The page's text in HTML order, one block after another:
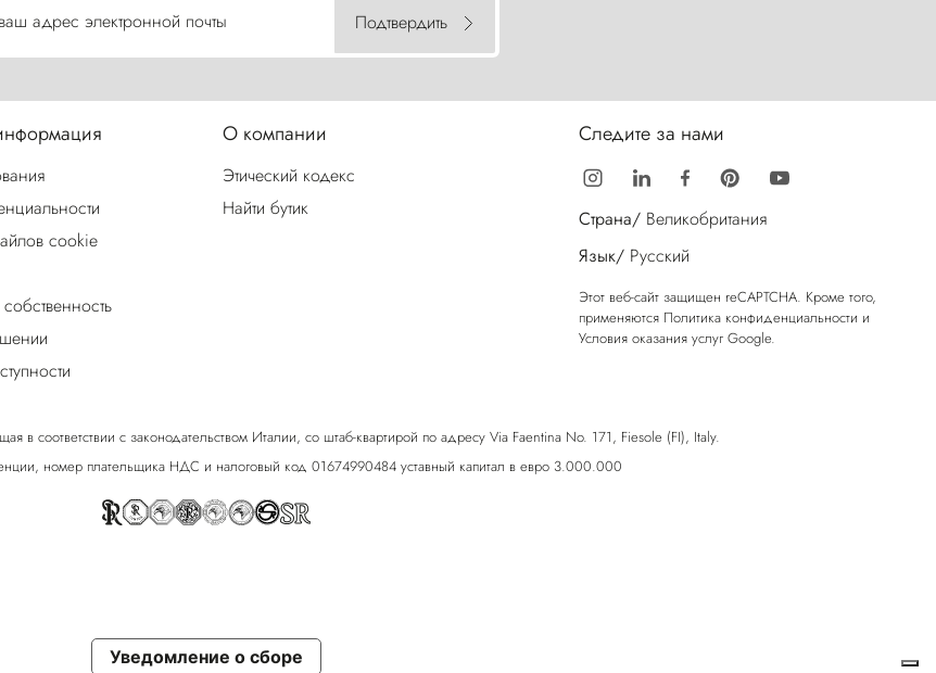
адрес электронной почты Подтвердить
cookie
О компании
Этический кодекс
Найти бутик
Следите за нами
Страна/ Великобритания
Язык/ Русский
Этот веб-сайт защищен reCAPTCHA. Кроме того,
применяются Политика конфиденциальности и
Условия оказания услуг Google.
в соответствии с законодательством Италии, со штаб-квартирой по адресу Via Faentina No. 171, Fiesole (FI), Italy.
номер плательщика НДС и налоговый код 01674990484 уставный капитал в евро 3.000.000
Уведомление о сборе